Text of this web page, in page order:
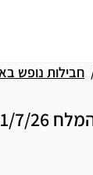
חבילות נופש
7/26